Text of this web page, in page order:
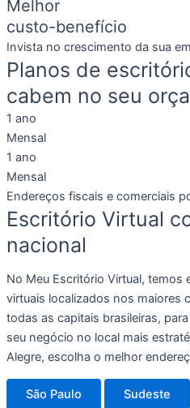
Melhor
custo-benefício
Invista no crescimento da sua
Planos de
cabem no seu
1 ano
Mensal
1 ano
Mensal
Endereços fiscais e comerciais
Escritório Virtual
nacional
No Meu Escritório Virtual, temos
virtuais localizados nos maiores
todas as capitais brasileiras,
seu negócio no local mais
Alegre, escolha o melhor
São Paulo Sudeste